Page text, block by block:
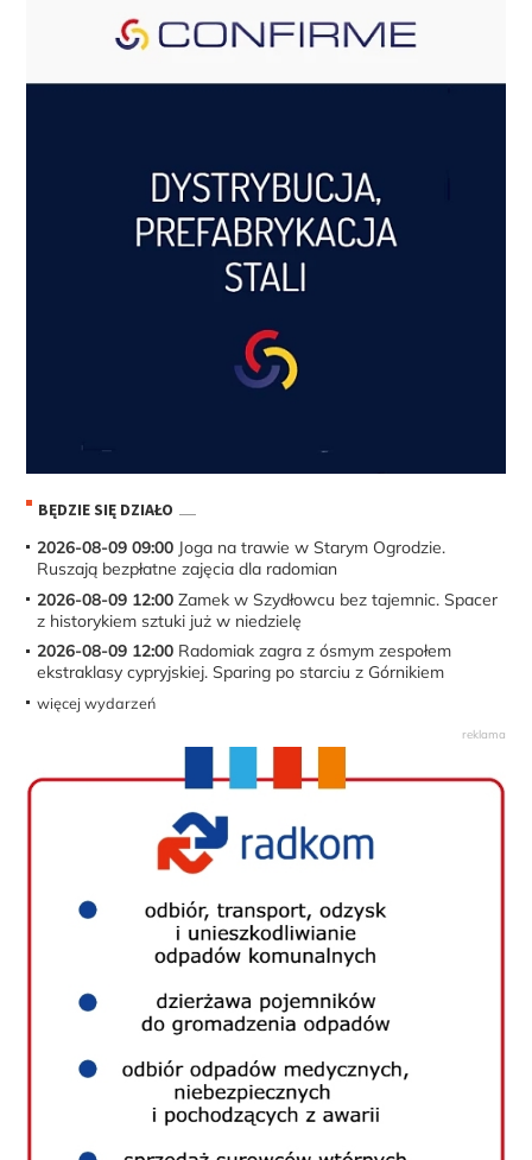
BĘDZIE SIĘ DZIAŁO
2026-08-09 09:00 Joga na trawie w Starym Ogrodzie.
Ruszają bezpłatne zajęcia dla radomian
2026-08-09 12:00 Zamek w Szydłowcu bez tajemnic. Spacer
z historykiem sztuki już w niedzielę
2026-08-09 12:00 Radomiak zagra z ósmym zespołem
ekstraklasy cypryjskiej. Sparing po starciu z Górnikiem
więcej wydarzeń